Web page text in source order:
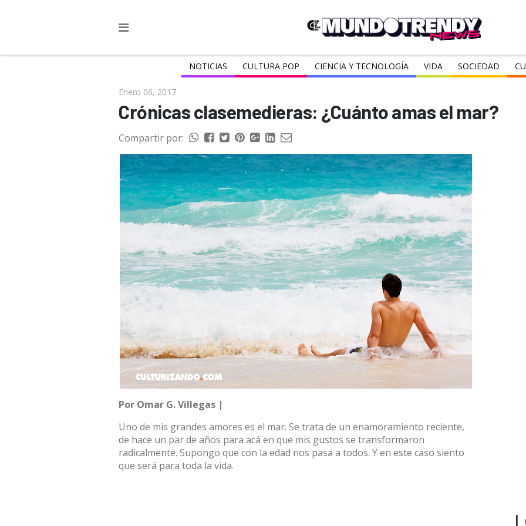
NOTICIAS CULTURA POP CIENCIA Y TECNOLOGÍA VIDA SOCIEDAD
Enero 06, 2017
Crónicas clasemedieras: ¿Cuánto amas el mar?
Compartir por:
Por Omar G. Villegas |
Uno de mis grandes amores es el mar. Se trata de un enamoramiento reciente,
de hace un par de años para acá en que mis gustos se transformaron
radicalmente. Supongo que con la edad nos pasa a todos. Y en este caso siento
que será para toda la vida.